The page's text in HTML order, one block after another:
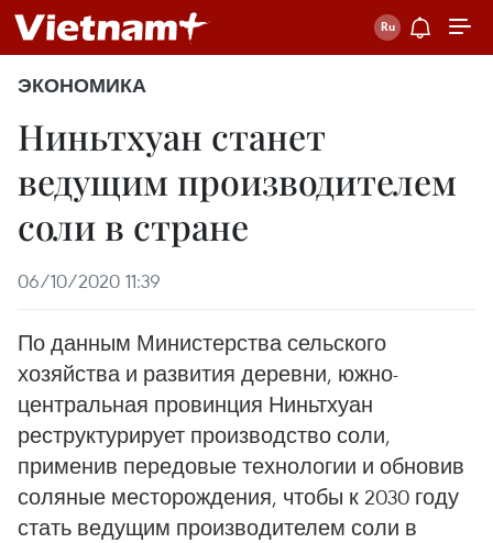
ЭКОНОМИКА
Ниньтхуан станет
ведущим производителем
соли в стране
06/10/2020 11:39
По данным Министерства сельского
хозяйства и развития деревни, южно-
центральная провинция Ниньтхуан
реструктурирует производство соли,
применив передовые технологии и обновив
соляные месторождения, чтобы к 2030 году
стать ведущим производителем соли в